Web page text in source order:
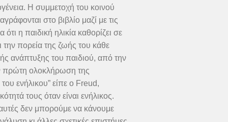
Η συμμετοχή του κοινού
στο βιβλίο μαζί με τις
η παιδική ηλικία καθορίζει σε
πορεία της ζωής του κάθε
ανάπτυξης του παιδιού, από την
πρώτη ολοκλήρωση της
ενήλικου” είπε ο Freud,
τους όταν είναι ενήλικος.
δεν μπορούμε να κάνουμε